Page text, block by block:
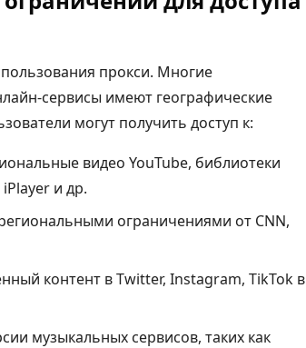
прокси. Многие
сервисы имеют географические
могут получить доступ к:
видео YouTube, библиотеки
и др.
ограничениями от CNN,
контент в Twitter, Instagram, TikTok в
музыкальных сервисов, таких как